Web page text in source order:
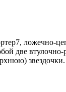
две
звездочки.